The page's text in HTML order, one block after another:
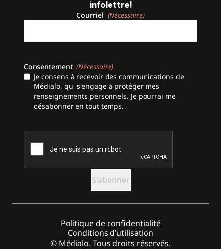
infolettre!
Courriel (Nécessaire)
Consentement (Nécessaire)
Je consens à recevoir des communications de
Médialo, qui s'engage à protéger mes
renseignements personnels. Je pourrai me
désabonner en tout temps.
CAPTCHA
© Médialo. Tous droits réservés.
Politique de confidentialité
Conditions d’utilisation